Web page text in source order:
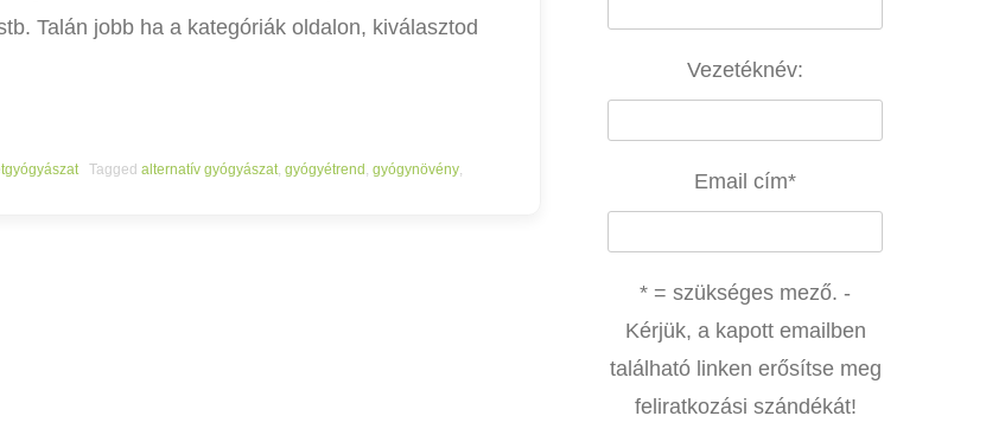
Talán jobb ha a kategóriák oldalon, kiválasztod
Tagged alternatív gyógyászat, gyógyétrend , gyógynövény,
Vezetéknév:
Email cím*
* = szükséges mező. -
Kérjük, a kapott emailben
található linken erősítse meg
feliratkozási szándékát!